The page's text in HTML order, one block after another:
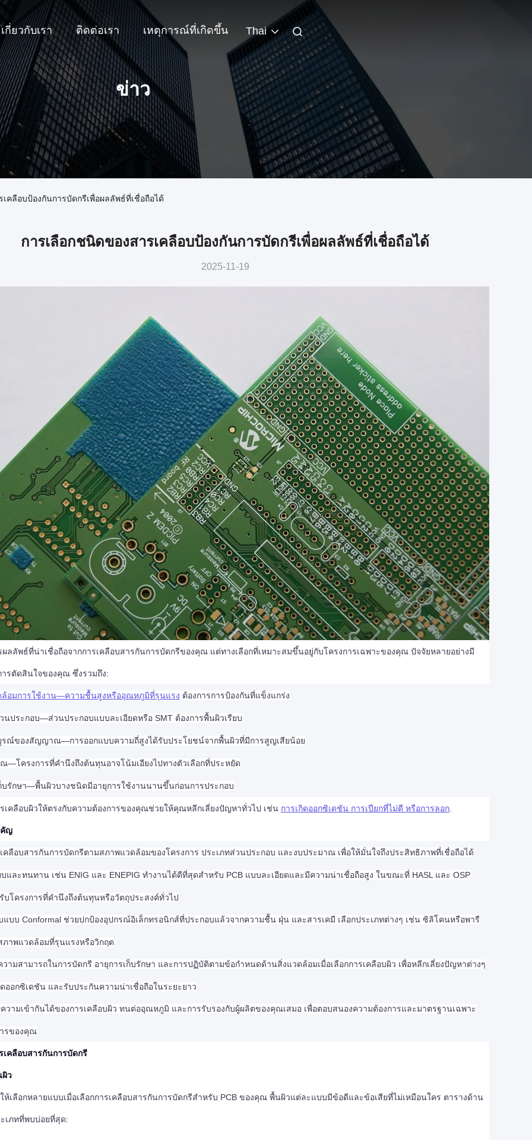
เกี่ยวกับเรา ติดต่อเรา เหตุการณ์ที่เกิดขึ้น Thai
ข่าว
คลือบป้องกันการบัดกรีเพื่อผลลัพธ์ที่เชื่อถือได้
การเลือกชนิดของสารเคลือบป้องกันการบัดกรีเพื่อผลลัพธ์ที่เชื่อถือได้
2025-11-19
ลลัพธ์ที่น่าเชื่อถือจากการเคลือบสารกันการบัดกรีของคุณ แต่ทางเลือกที่เหมาะสมขึ้นอยู่กับโครงการเฉพาะของคุณ ปัจจัยหลายอย่างมี
รตัดสินใจของคุณ ซึ่งรวมถึง:
ล้อมการใช้งาน—ความชื้นสูงหรืออุณหภูมิที่รุนแรง ต้องการการป้องกันที่แข็งแกร่ง
นประกอบ—ส่วนประกอบแบบละเอียดหรือ SMT ต้องการพื้นผิวเรียบ
รณ์ของสัญญาณ—การออกแบบความถี่สูงได้รับประโยชน์จากพื้นผิวที่มีการสูญเสียน้อย
—โครงการที่คำนึงถึงต้นทุนอาจโน้มเอียงไปทางตัวเลือกที่ประหยัด
บรักษา—พื้นผิวบางชนิดมีอายุการใช้งานนานขึ้นก่อนการประกอบ
เคลือบผิวให้ตรงกับความต้องการของคุณช่วยให้คุณหลีกเลี่ยงปัญหาทั่วไป เช่น การเกิดออกซิเดชัน การเปียกที่ไม่ดี หรือการลอก.
คัญ
เคลือบสารกันการบัดกรีตามสภาพแวดล้อมของโครงการ ประเภทส่วนประกอบ และงบประมาณ เพื่อให้มั่นใจถึงประสิทธิภาพที่เชื่อถือได้
บและทนทาน เช่น ENIG และ ENEPIG ทำงานได้ดีที่สุดสำหรับ PCB แบบละเอียดและมีความน่าเชื่อถือสูง ในขณะที่ HASL และ OSP
บโครงการที่คำนึงถึงต้นทุนหรือวัตถุประสงค์ทั่วไป
แบบ Conformal ช่วยปกป้องอุปกรณ์อิเล็กทรอนิกส์ที่ประกอบแล้วจากความชื้น ฝุ่น และสารเคมี เลือกประเภทต่างๆ เช่น ซิลิโคนหรือพารี
าพแวดล้อมที่รุนแรงหรือวิกฤต
ามสามารถในการบัดกรี อายุการเก็บรักษา และการปฏิบัติตามข้อกำหนดด้านสิ่งแวดล้อมเมื่อเลือกการเคลือบผิว เพื่อหลีกเลี่ยงปัญหาต่างๆ
ดออกซิเดชัน และรับประกันความน่าเชื่อถือในระยะยาว
วามเข้ากันได้ของการเคลือบผิว ทนต่ออุณหภูมิ และการรับรองกับผู้ผลิตของคุณเสมอ เพื่อตอบสนองความต้องการและมาตรฐานเฉพาะ
รของคุณ
เคลือบสารกันการบัดกรี
ผิว
เลือกหลายแบบเมื่อเลือกการเคลือบสารกันการบัดกรีสำหรับ PCB ของคุณ พื้นผิวแต่ละแบบมีข้อดีและข้อเสียที่ไม่เหมือนใคร ตารางด้าน
เภทที่พบบ่อยที่สุด: